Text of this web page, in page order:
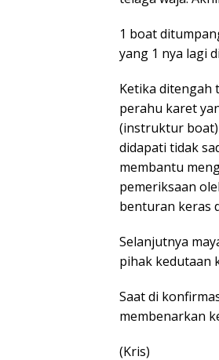
1 boat
yang 1 nya lagi
Ketika ditengah
perahu karet
(instruktur
didapati tidak
membantu
pemeriksaan
benturan keras
Selanjutnya
pihak kedutaan
Saat di
membenarkan
(Kris)